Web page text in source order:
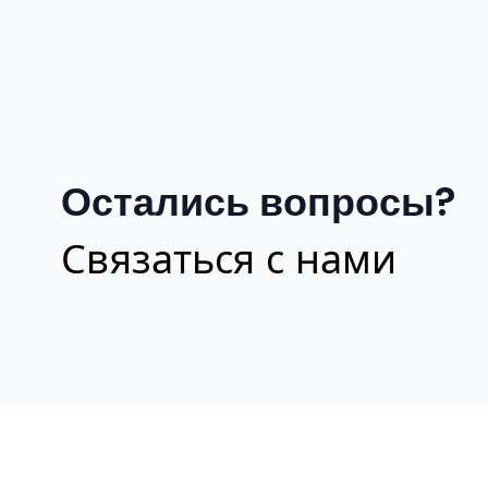
Остались вопросы?
Связаться с нами